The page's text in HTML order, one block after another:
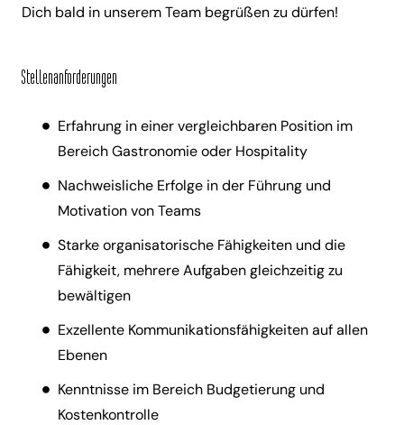
Dich bald in unserem Team begrüßen zu dürfen!
Stellenanforderungen
Erfahrung in einer vergleichbaren Position im
Bereich Gastronomie oder Hospitality
Nachweisliche Erfolge in der Führung und
Motivation von Teams
Starke organisatorische Fähigkeiten und die
Fähigkeit, mehrere Aufgaben gleichzeitig zu
bewältigen
Exzellente Kommunikationsfähigkeiten auf allen
Ebenen
Kenntnisse im Bereich Budgetierung und
Kostenkontrolle